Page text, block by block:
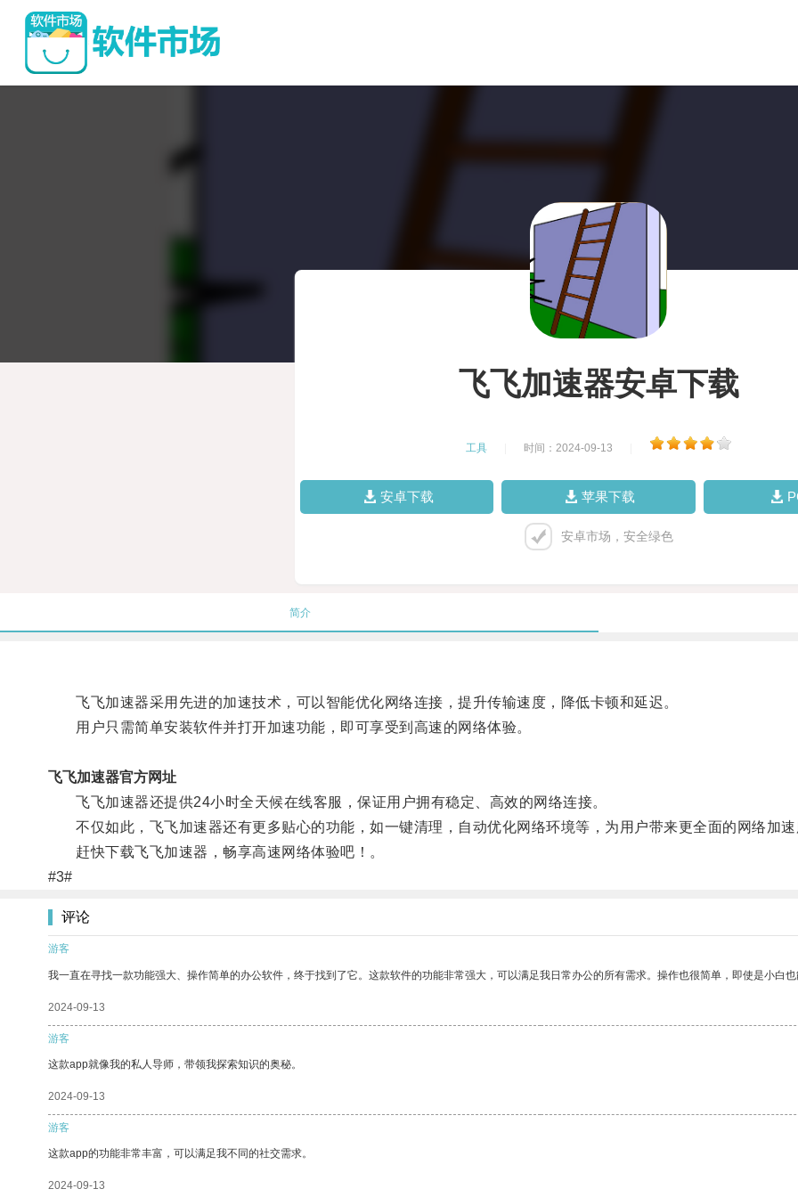
飞飞加速器安卓下载
工具 时间：2024-09-13
安卓下载 苹果下载
安卓市场，安全绿色
简介
飞飞加速器采用先进的加速技术，可以智能优化网络连接，提升传输速度，降低卡顿和延迟。
用户只需简单安装软件并打开加速功能，即可享受到高速的网络体验。
飞飞加速器官方网址
飞飞加速器还提供24小时全天候在线客服，保证用户拥有稳定、高效的网络连接。
不仅如此，飞飞加速器还有更多贴心的功能，如一键清理，自动优化网络环境等，为用户带来更全面的网络加速
赶快下载飞飞加速器，畅享高速网络体验吧！。
#3#
评论
游客
我一直在寻找一款功能强大、操作简单的办公软件，终于找到了它。这款软件的功能非常强大，可以满足我日常办公的所有需求。操作也很简单，即使是小白也
2024-09-13
游客
这款app就像我的私人导师，带领我探索知识的奥秘。
2024-09-13
游客
这款app的功能非常丰富，可以满足我不同的社交需求。
2024-09-13